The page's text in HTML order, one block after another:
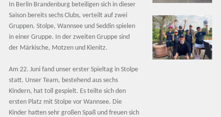
In Berlin Brandenburg beteiligen sich in dieser
Saison bereits sechs Clubs, verteilt auf zwei
Gruppen. Stolpe, Wannsee und Seddin spielen
in einer Gruppe. In der zweiten Gruppe sind
der Märkische, Motzen und Kienitz.
Am 22. Juni fand unser erster Spieltag in Stolpe
statt. Unser Team, bestehend aus sechs
Kindern, hat toll gespielt. Es teilte sich den
ersten Platz mit Stolpe vor Wannsee. Die
Kinder hatten sehr großen Spaß und freuen sich